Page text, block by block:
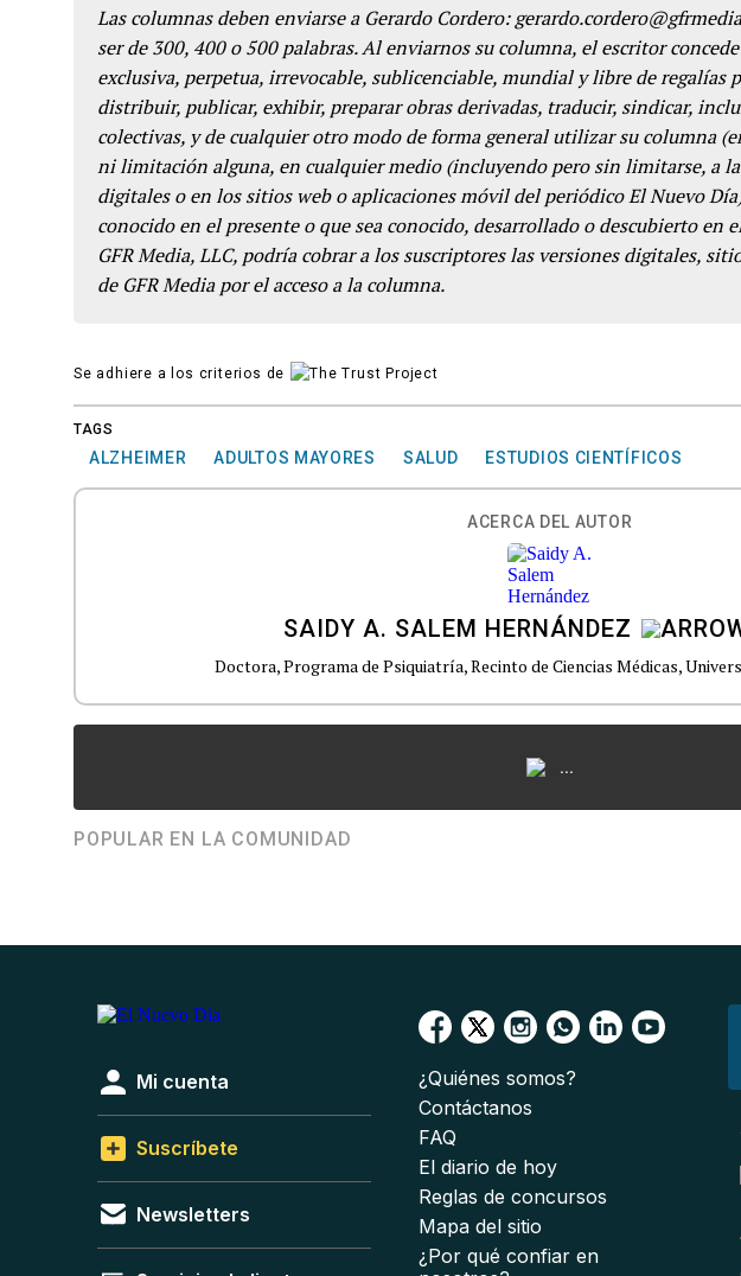
Las columnas deben enviarse a Gerardo Cordero:
ser de 300, 400 o 500 palabras. Al enviarnos su columna, el escritor
exclusiva, perpetua, irrevocable, sublicenciable, mundial y libre de regalías
distribuir, publicar, exhibir, preparar obras derivadas, traducir, sindicar,
colectivas, y de cualquier otro modo de forma general utilizar su columna
ni limitación alguna, en cualquier medio (incluyendo pero sin limitarse, a
digitales o en los sitios web o aplicaciones móvil del periódico El Nuevo
conocido en el presente o que sea conocido, desarrollado o descubierto en
GFR Media, LLC, podría cobrar a los suscriptores las versiones digitales,
de GFR Media por el acceso a la columna.
Se adhiere a los criterios de
TAGS
ALZHEIMER ADULTOS MAYORES SALUD ESTUDIOS CIENTÍFICOS
ACERCA DEL AUTOR
SAIDY A. SALEM HERNÁNDEZ
Doctora, Programa de Psiquiatría, Recinto de Ciencias Médicas,
...
POPULAR EN LA COMUNIDAD
Mi cuenta
Suscríbete
Newsletters
¿Quiénes somos?
Contáctanos
FAQ
El diario de hoy
Reglas de concursos
Mapa del sitio
¿Por qué confiar en